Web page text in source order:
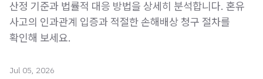
산정 기준과 법률적 대응 방법을 상세히 분석합니다. 혼유
사고의 인과관계 입증과 적절한 손해배상 청구 절차를
확인해 보세요.
Jul 05, 2026